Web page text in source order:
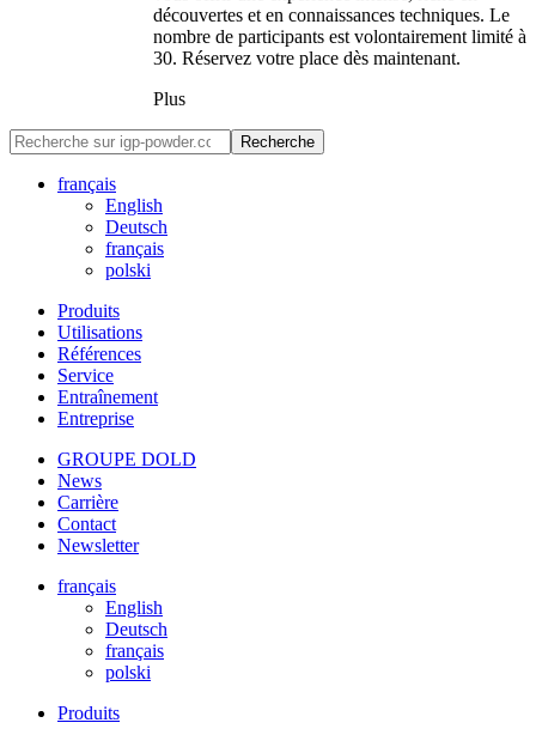
découvertes et en connaissances techniques. Le
nombre de participants est volontairement limité à
30. Réservez votre place dès maintenant.
Plus
Recherche
français
English
Deutsch
français
polski
Produits
Utilisations
Références
Service
Entraînement
Entreprise
GROUPE DOLD
News
Carrière
Contact
Newsletter
français
English
Deutsch
français
polski
Produits